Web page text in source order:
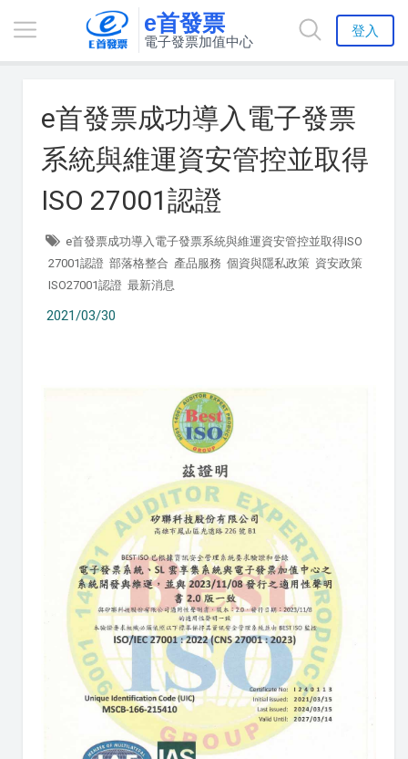
e首發票
電子發票加值中心
登入
e首發票成功導入電子發票
系統與維運資安管控並取得
ISO 27001認證
e首發票成功導入電子發票系統與維運資安管控並取得ISO
27001認證 部落格整合 產品服務 個資與隱私政策 資安政策
ISO27001認證 最新消息
2021/03/30